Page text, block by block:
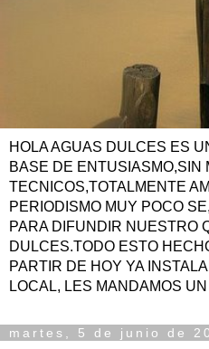
HOLA AGUAS DULCES ES
BASE DE ENTUSIASMO,SIN
TECNICOS,TOTALMENTE
PERIODISMO MUY POCO
PARA DIFUNDIR NUESTRO
DULCES.TODO ESTO
PARTIR DE HOY YA
LOCAL, LES MANDAMOS
martes, 5 de junio de